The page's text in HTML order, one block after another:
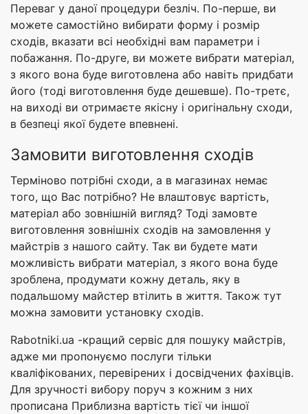
Переваг у даної процедури безліч. По-перше, ви
можете самостійно вибирати форму і розмір
сходів, вказати всі необхідні вам параметри і
побажання. По-друге, ви можете вибрати матеріал,
з якого вона буде виготовлена або навіть придбати
його (тоді виготовлення буде дешевше). По-третє,
на виході ви отримаєте якісну і оригінальну сходи,
в безпеці якої будете впевнені.
Замовити виготовлення сходів
Терміново потрібні сходи, а в магазинах немає
того, що Вас потрібно? Не влаштовує вартість,
матеріал або зовнішній вигляд? Тоді замовте
виготовлення зовнішніх сходів на замовлення у
майстрів з нашого сайту. Так ви будете мати
можливість вибрати матеріал, з якого вона буде
зроблена, продумати кожну деталь, яку в
подальшому майстер втілить в життя. Також тут
можна замовити установку сходів.
Rabotniki.ua -кращий сервіс для пошуку майстрів,
адже ми пропонуємо послуги тільки
кваліфікованих, перевірених і досвідчених фахівців.
Для зручності вибору поруч з кожним з них
прописана Приблизна вартість тієї чи іншої